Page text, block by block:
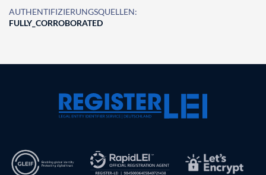
AUTHENTIFIZIERUNGSQUELLEN:
FULLY_CORROBORATED